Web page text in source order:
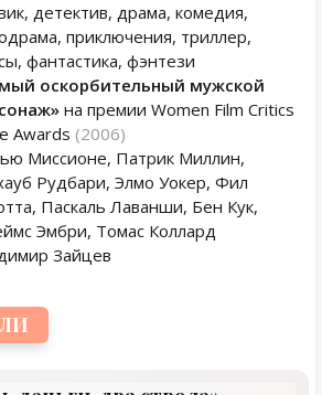
детектив, драма, комедия,
приключения, триллер,
фантастика, фэнтези
оскорбительный мужской
на премии Women Film Critics
Awards (2006)
Миссионе, Патрик Миллин,
Рудбари, Элмо Уокер, Фил
Паскаль Лаванши, Бен Кук,
Эмбри, Томас Коллард
Зайцев